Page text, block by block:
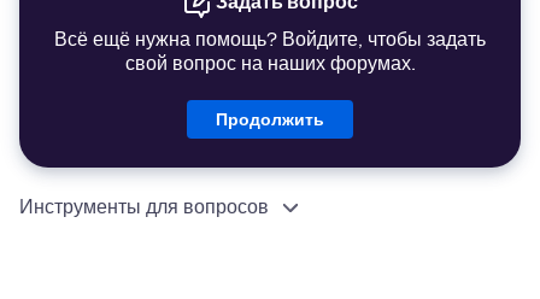
Всё ещё нужна помощь? Войдите, чтобы задать
свой вопрос на наших форумах.
Продолжить
Инструменты для вопросов